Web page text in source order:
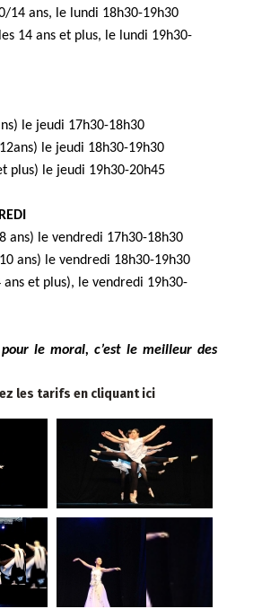
14 ans, le lundi 18h30-19h30
14 ans et plus, le lundi 19h30-
le jeudi 17h30-18h30
le jeudi 18h30-19h30
plus) le jeudi 19h30-20h45
ans) le vendredi 17h30-18h30
ans) le vendredi 18h30-19h30
ans et plus), le vendredi 19h30-
pour le moral, c’est le meilleur des
les tarifs en cliquant ici